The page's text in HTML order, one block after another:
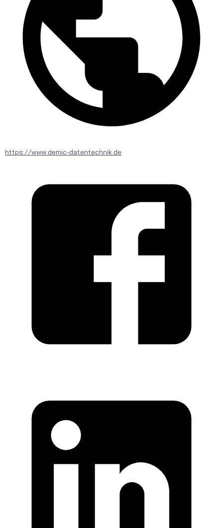
https://www.demic-datentechnik.de